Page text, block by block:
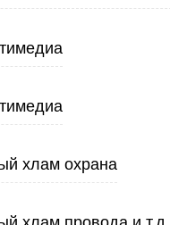
хлам охрана